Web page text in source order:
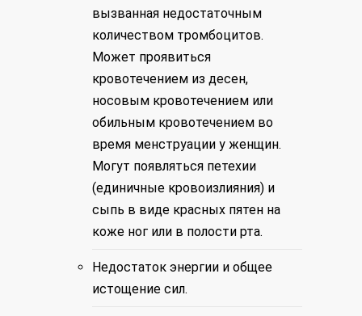
вызванная недостаточным
количеством тромбоцитов.
Может проявиться
кровотечением из десен,
носовым кровотечением или
обильным кровотечением во
время менструации у женщин.
Могут появляться петехии
(единичные кровоизлияния) и
сыпь в виде красных пятен на
коже ног или в полости рта.
Недостаток энергии и общее
истощение сил.